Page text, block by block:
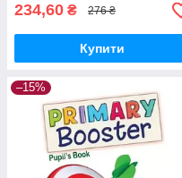
234,60 ₴ 276 ₴
Купити
–15%